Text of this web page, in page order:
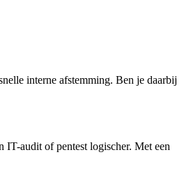
interne afstemming. Ben je daarbij
IT-audit of pentest logischer. Met een